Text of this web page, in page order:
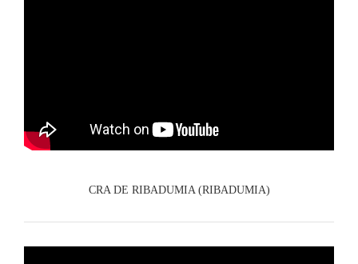
CRA DE RIBADUMIA (RIBADUMIA)